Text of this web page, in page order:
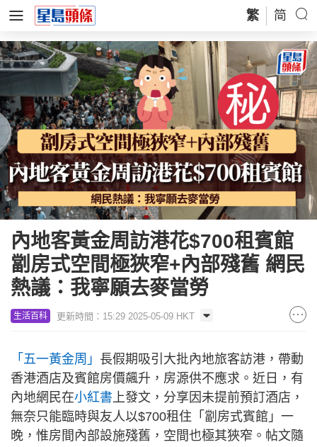
繁 简
內地客黃金周訪港花$700租賓館
劏房式空間極狹窄+內部殘舊 網民
熱議：我寧願去麥當勞
生活百科 更新時間：15:29 2025-05-09 HKT
「五一黃金周」 長假期吸引大批內地旅客訪港，帶動
香港酒店及賓館房價飆升，房源供不應求。近日，有
內地網民在小紅書上發文，分享因未提前預訂酒店，
無奈只能臨時與友人以$700租住「劏房式賓館」一
晚，惟房間內部設施殘舊，空間也極其狹窄。帖文隨